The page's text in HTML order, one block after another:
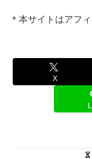
＊本サイトはアフ
X